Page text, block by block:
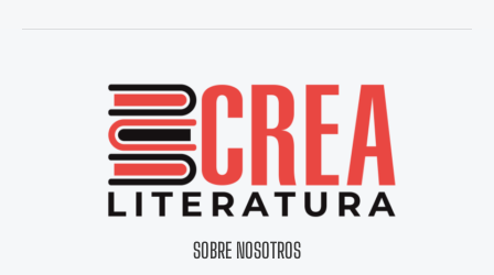
SOBRE NOSOTROS